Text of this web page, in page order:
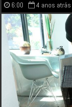
6:00 4 anos atrás